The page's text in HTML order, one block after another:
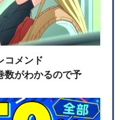
コメンド
数がわかるので予